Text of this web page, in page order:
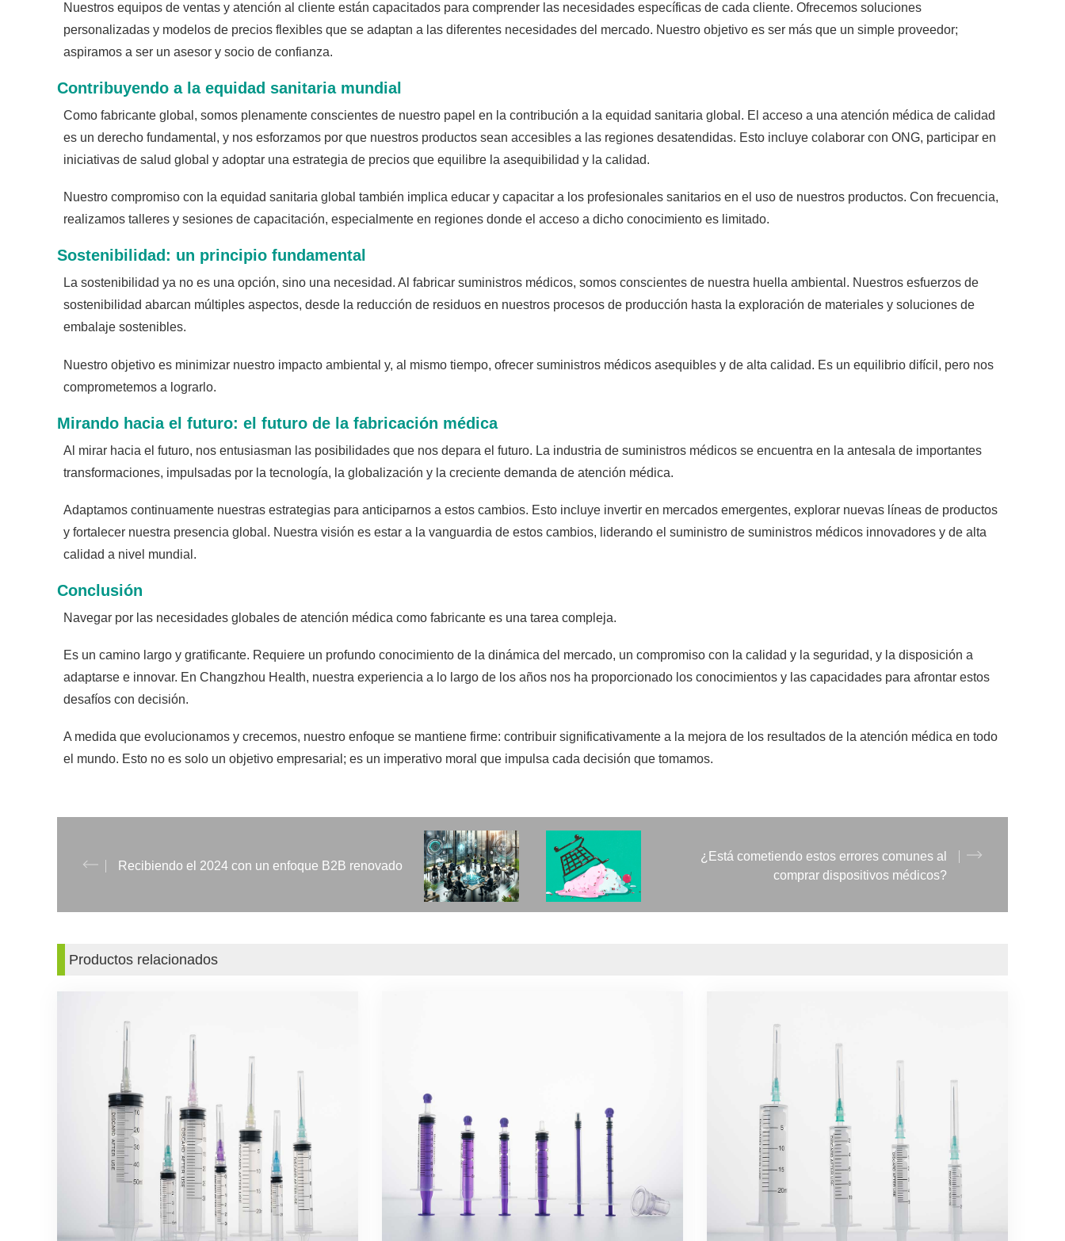
Nuestros equipos de ventas y atención al cliente están capacitados para comprender las necesidades específicas de cada cliente. Ofrecemos soluciones
personalizadas y modelos de precios flexibles que se adaptan a las diferentes necesidades del mercado. Nuestro objetivo es ser más que un simple proveedor;
aspiramos a ser un asesor y socio de confianza.
Contribuyendo a la equidad sanitaria mundial
Como fabricante global, somos plenamente conscientes de nuestro papel en la contribución a la equidad sanitaria global. El acceso a una atención médica de calidad
es un derecho fundamental, y nos esforzamos por que nuestros productos sean accesibles a las regiones desatendidas. Esto incluye colaborar con ONG, participar en
iniciativas de salud global y adoptar una estrategia de precios que equilibre la asequibilidad y la calidad.
Nuestro compromiso con la equidad sanitaria global también implica educar y capacitar a los profesionales sanitarios en el uso de nuestros productos. Con frecuencia,
realizamos talleres y sesiones de capacitación, especialmente en regiones donde el acceso a dicho conocimiento es limitado.
Sostenibilidad: un principio fundamental
La sostenibilidad ya no es una opción, sino una necesidad. Al fabricar suministros médicos, somos conscientes de nuestra huella ambiental. Nuestros esfuerzos de
sostenibilidad abarcan múltiples aspectos, desde la reducción de residuos en nuestros procesos de producción hasta la exploración de materiales y soluciones de
embalaje sostenibles.
Nuestro objetivo es minimizar nuestro impacto ambiental y, al mismo tiempo, ofrecer suministros médicos asequibles y de alta calidad. Es un equilibrio difícil, pero nos
comprometemos a lograrlo.
Mirando hacia el futuro: el futuro de la fabricación médica
Al mirar hacia el futuro, nos entusiasman las posibilidades que nos depara el futuro. La industria de suministros médicos se encuentra en la antesala de importantes
transformaciones, impulsadas por la tecnología, la globalización y la creciente demanda de atención médica.
Adaptamos continuamente nuestras estrategias para anticiparnos a estos cambios. Esto incluye invertir en mercados emergentes, explorar nuevas líneas de productos
y fortalecer nuestra presencia global. Nuestra visión es estar a la vanguardia de estos cambios, liderando el suministro de suministros médicos innovadores y de alta
calidad a nivel mundial.
Conclusión
Navegar por las necesidades globales de atención médica como fabricante es una tarea compleja.
Es un camino largo y gratificante. Requiere un profundo conocimiento de la dinámica del mercado, un compromiso con la calidad y la seguridad, y la disposición a
adaptarse e innovar. En Changzhou Health, nuestra experiencia a lo largo de los años nos ha proporcionado los conocimientos y las capacidades para afrontar estos
desafíos con decisión.
A medida que evolucionamos y crecemos, nuestro enfoque se mantiene firme: contribuir significativamente a la mejora de los resultados de la atención médica en todo
el mundo. Esto no es solo un objetivo empresarial; es un imperativo moral que impulsa cada decisión que tomamos.
Recibiendo el 2024 con un enfoque B2B renovado
¿Está cometiendo estos errores comunes al
comprar dispositivos médicos?
Productos relacionados